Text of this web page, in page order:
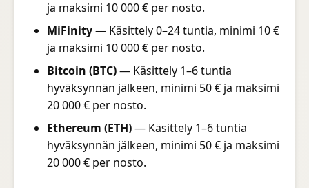
ja maksimi 10 000 € per nosto.
MiFinity— Käsittely 0–24 tuntia, minimi 10 €
ja maksimi 10 000 € per nosto.
Bitcoin (BTC)— Käsittely 1–6 tuntia
hyväksynnän jälkeen, minimi 50 € ja maksimi
20 000 € per nosto.
Ethereum (ETH)— Käsittely 1–6 tuntia
hyväksynnän jälkeen, minimi 50 € ja maksimi
20 000 € per nosto.